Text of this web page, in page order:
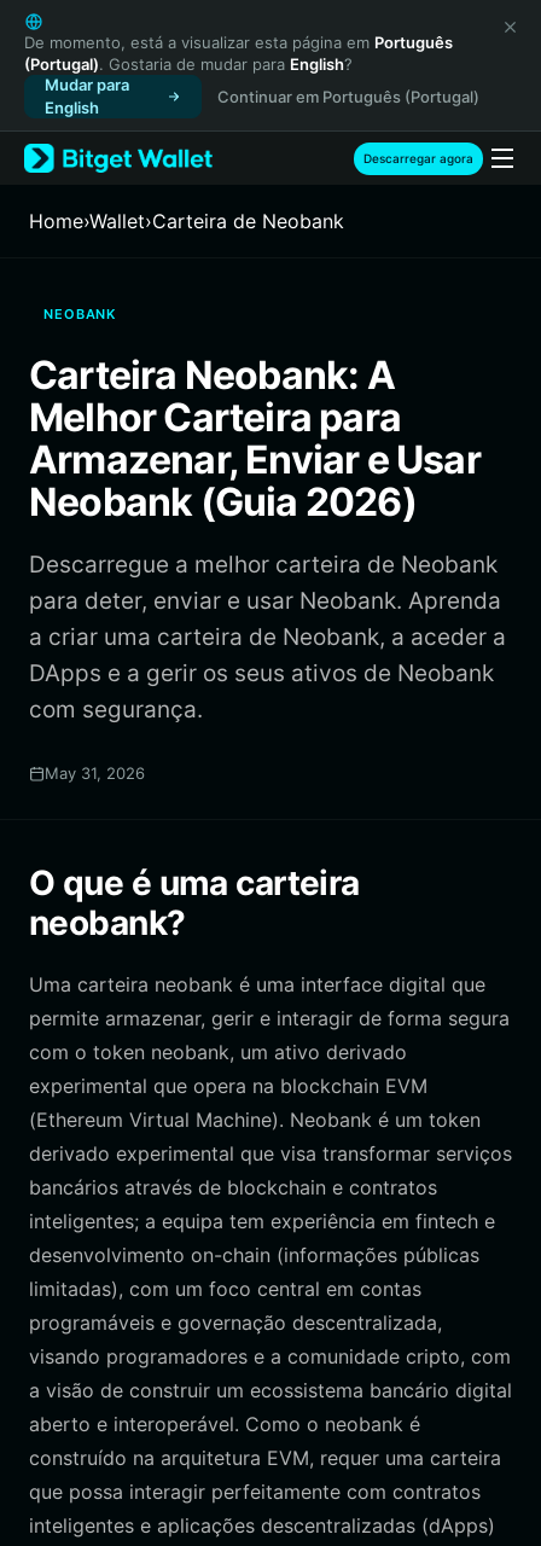
English
日本語
Tiếng Việt
Русский
Español (Latinoamérica)
Türkçe
Français
繁體中文
Bahasa Indonesia
ภาษาไทย
Español
Português (Brasil)
De momento, está a visualizar esta página em Português
(Portugal). Gostaria de mudar para English?
Mudar para
English
Continuar em Português (Portugal)
Descarregar agora
Home›Wallet›Carteira de Neobank
NEOBANK
Carteira Neobank: A
Melhor Carteira para
Armazenar, Enviar e Usar
Neobank (Guia 2026)
Descarregue a melhor carteira de Neobank
para deter, enviar e usar Neobank. Aprenda
a criar uma carteira de Neobank, a aceder a
DApps e a gerir os seus ativos de Neobank
com segurança.
May 31, 2026
O que é uma carteira
neobank?
Uma carteira neobank é uma interface digital que
permite armazenar, gerir e interagir de forma segura
com o token neobank, um ativo derivado
experimental que opera na blockchain EVM
(Ethereum Virtual Machine). Neobank é um token
derivado experimental que visa transformar serviços
bancários através de blockchain e contratos
inteligentes; a equipa tem experiência em fintech e
desenvolvimento on-chain (informações públicas
limitadas), com um foco central em contas
programáveis e governação descentralizada,
visando programadores e a comunidade cripto, com
a visão de construir um ecossistema bancário digital
aberto e interoperável. Como o neobank é
construído na arquitetura EVM, requer uma carteira
que possa interagir perfeitamente com contratos
inteligentes e aplicações descentralizadas (dApps)